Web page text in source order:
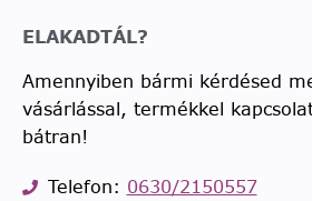
ELAKADTÁL?
Amennyiben bármi kérdésed
vásárlással, termékkel
bátran!
Telefon: 0630/2150557